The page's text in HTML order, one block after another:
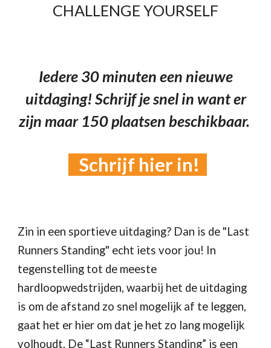
CHALLENGE YOURSELF
Iedere 30 minuten een nieuwe
uitdaging! Schrijf je snel in want er
zijn maar 150 plaatsen beschikbaar.
Schrijf hier in!
Zin in een sportieve uitdaging? Dan is de "Last
Runners Standing" echt iets voor jou! In
tegenstelling tot de meeste
hardloopwedstrijden, waarbij het de uitdaging
is om de afstand zo snel mogelijk af te leggen,
gaat het er hier om dat je het zo lang mogelijk
volhoudt. De “Last Runners Standing” is een